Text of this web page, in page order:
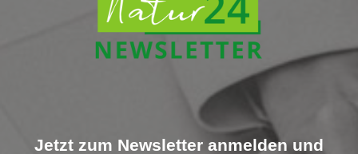
Jetzt zum Newsletter anmelden und